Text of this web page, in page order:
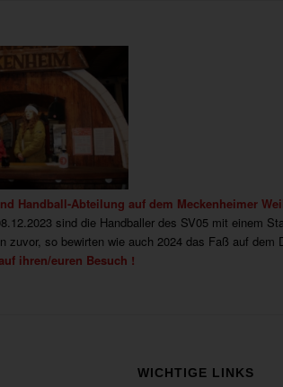
Handball-Abteilung auf dem Meckenheimer
sind die Handballer des SV05 mit einem
zuvor, so bewirten wie auch 2024 das Faß auf dem
ihren/euren Besuch !
WICHTIGE LINKS